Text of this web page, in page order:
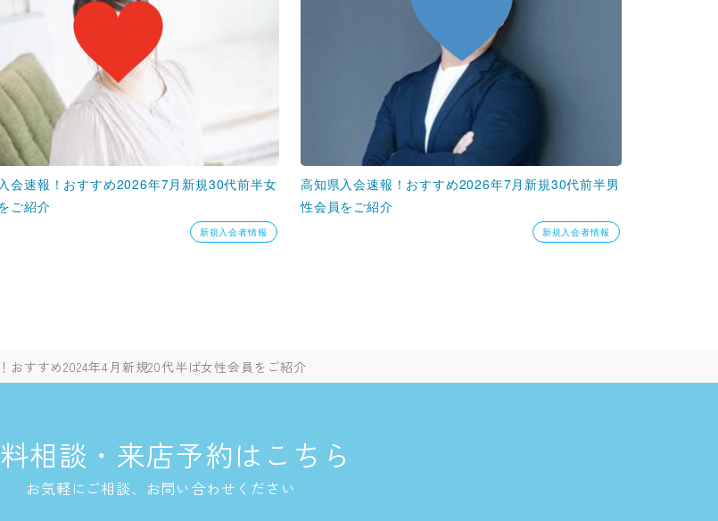
会速報！おすすめ2026年7月新規30代前半女
ご紹介
新規入会者情報
高知県入会速報！おすすめ2026年7月新規30代前半男
性会員をご紹介
新規入会者情報
おすすめ2024年4月新規20代半ば女性会員をご紹介
相談・来店予約はこちら
お気軽にご相談、お問い合わせください